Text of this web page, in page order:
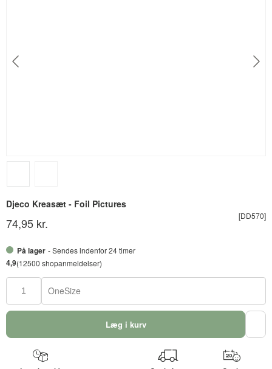
Djeco Kreasæt - Foil Pictures
[DD570]
74,95 kr.
På lager - Sendes indenfor 24 timer
4,9(12500 shopanmeldelser)
OneSize
Læg i kurv